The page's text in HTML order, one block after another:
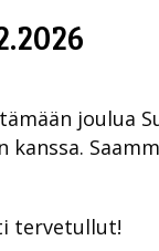
joulua
kanssa.
tervetullut!